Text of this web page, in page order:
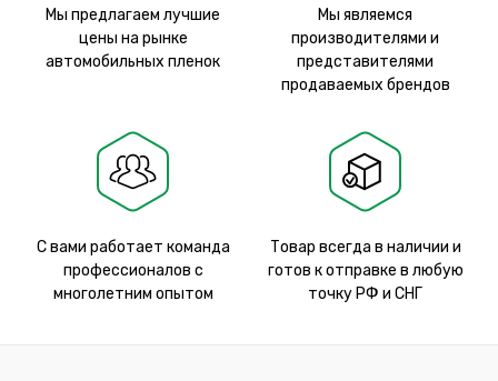
Мы предлагаем лучшие
цены на рынке
автомобильных пленок
Мы являемся
производителями и
представителями
продаваемых брендов
С вами работает команда
профессионалов с
многолетним опытом
Товар всегда в наличии и
готов к отправке в любую
точку РФ и СНГ